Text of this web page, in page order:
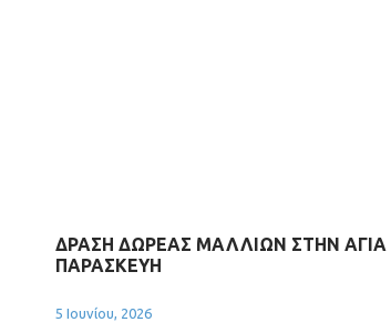
ΔΡΑΣΗ ΔΩΡΕΑΣ ΜΑΛΛΙΩΝ ΣΤΗΝ ΑΓΙΑ
ΠΑΡΑΣΚΕΥΗ
5 Ιουνίου, 2026